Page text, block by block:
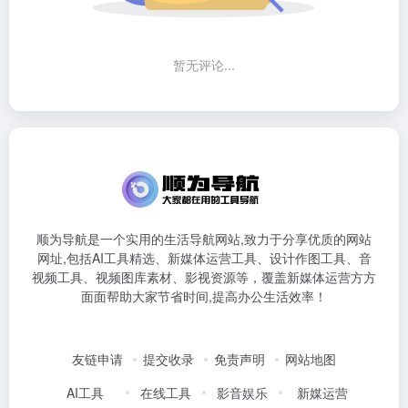
暂无评论...
顺为导航是一个实用的生活导航网站,致力于分享优质的网站
网址,包括AI工具精选、新媒体运营工具、设计作图工具、音
视频工具、视频图库素材、影视资源等，覆盖新媒体运营方方
面面帮助大家节省时间,提高办公生活效率！
友链申请 提交收录 免责声明
网站地图
AI工具
在线工具 影音娱乐 新媒运营